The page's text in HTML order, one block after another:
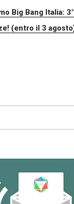
Big Bang Italia:
(entro il 3